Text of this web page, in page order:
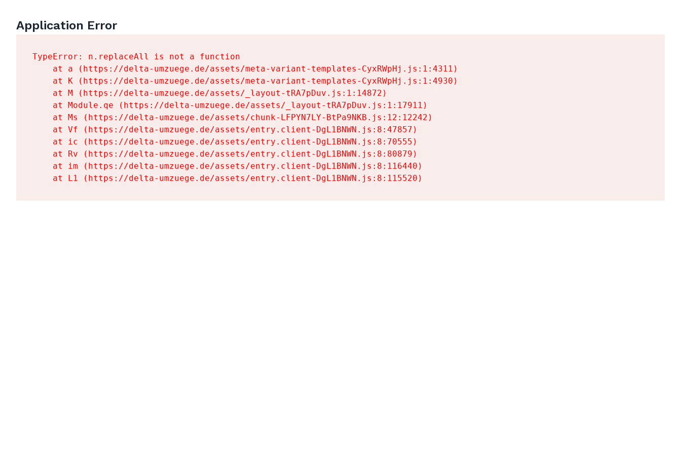
Application Error
TypeError: n.replaceAll is not a function
    at a (https://delta-umzuege.de/assets/meta-variant-templates-CyxRWpHj.js:1:4311)
    at K (https://delta-umzuege.de/assets/meta-variant-templates-CyxRWpHj.js:1:4930)
    at M (https://delta-umzuege.de/assets/_layout-tRA7pDuv.js:1:14872)
    at Module.qe (https://delta-umzuege.de/assets/_layout-tRA7pDuv.js:1:17911)
    at Ms (https://delta-umzuege.de/assets/chunk-LFPYN7LY-BtPa9NKB.js:12:12242)
    at Vf (https://delta-umzuege.de/assets/entry.client-DgL1BNWN.js:8:47857)
    at ic (https://delta-umzuege.de/assets/entry.client-DgL1BNWN.js:8:70555)
    at Rv (https://delta-umzuege.de/assets/entry.client-DgL1BNWN.js:8:80879)
    at im (https://delta-umzuege.de/assets/entry.client-DgL1BNWN.js:8:116440)
    at L1 (https://delta-umzuege.de/assets/entry.client-DgL1BNWN.js:8:115520)